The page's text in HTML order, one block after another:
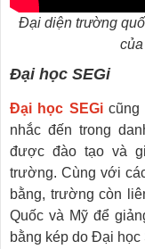
Đại diện trường
Đại học SEGi
Đại học SEGicũng
nhắc đến trong
được đào tạo và
trường. Cùng với
bằng, trường còn
Quốc và Mỹ để
bằng kép do Đại học